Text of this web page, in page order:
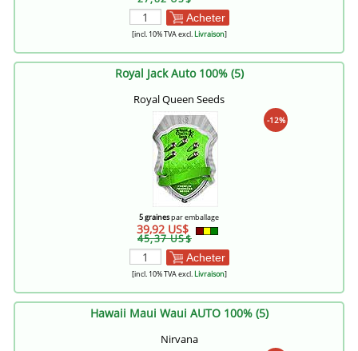
Acheter
[incl. 10% TVA excl.Livraison]
Royal Jack Auto 100% (5)
Royal Queen Seeds
-12%
5 grainespar emballage
39,92 US$
45,37 US$
Acheter
[incl. 10% TVA excl.Livraison]
Hawaii Maui Waui AUTO 100% (5)
Nirvana